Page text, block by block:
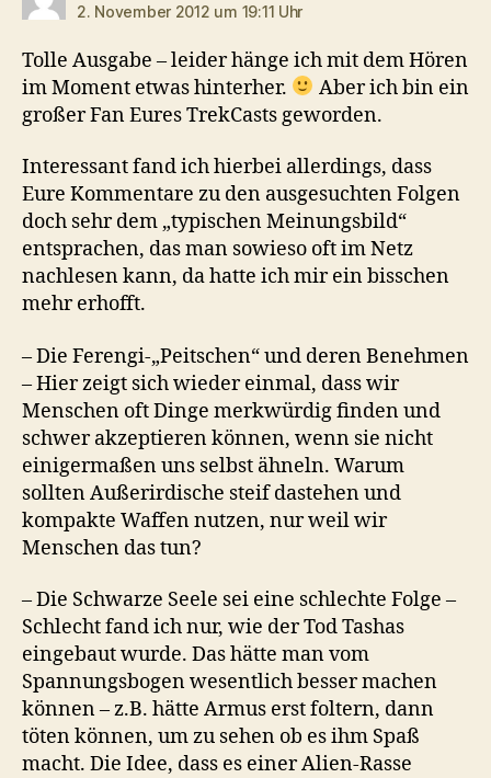
2. November 2012 um 19:11 Uhr
Tolle Ausgabe – leider hänge ich mit dem Hören
im Moment etwas hinterher.
Aber ich bin ein
großer Fan Eures TrekCasts geworden.
Interessant fand ich hierbei allerdings, dass
Eure Kommentare zu den ausgesuchten Folgen
doch sehr dem „typischen Meinungsbild“
entsprachen, das man sowieso oft im Netz
nachlesen kann, da hatte ich mir ein bisschen
mehr erhofft.
– Die Ferengi-„Peitschen“ und deren Benehmen
– Hier zeigt sich wieder einmal, dass wir
Menschen oft Dinge merkwürdig finden und
schwer akzeptieren können, wenn sie nicht
einigermaßen uns selbst ähneln. Warum
sollten Außerirdische steif dastehen und
kompakte Waffen nutzen, nur weil wir
Menschen das tun?
– Die Schwarze Seele sei eine schlechte Folge –
Schlecht fand ich nur, wie der Tod Tashas
eingebaut wurde. Das hätte man vom
Spannungsbogen wesentlich besser machen
können – z.B. hätte Armus erst foltern, dann
töten können, um zu sehen ob es ihm Spaß
macht. Die Idee, dass es einer Alien-Rasse